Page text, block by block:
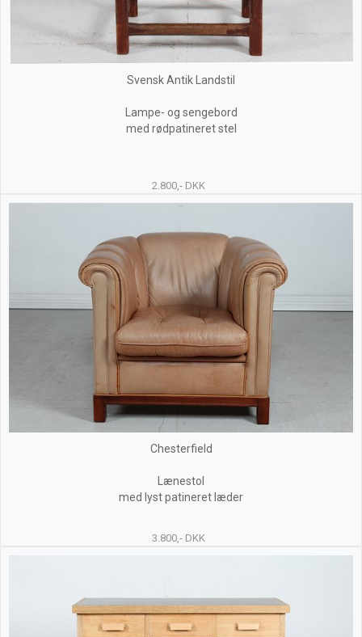
Svensk Antik Landstil
Lampe- og sengebord
med rødpatineret stel
2.800,- DKK
Chesterfield
Lænestol
med lyst patineret læder
3.800,- DKK